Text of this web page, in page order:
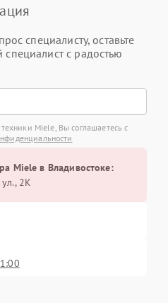
специалисту, оставьте
с радостью
Miele, Вы соглашаетесь с
Miele в Владивостоке:
ул., 2К